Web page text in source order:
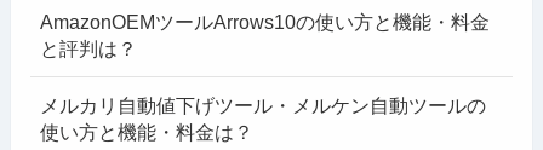
AmazonOEMツールArrows10の使い方と機能・料金
と評判は？
メルカリ自動値下げツール・メルケン自動ツールの
使い方と機能・料金は？